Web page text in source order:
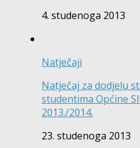
4. studenoga 2013
Natječaji
Natječaj za dodjelu
studentima Općine
2013./2014.
23. studenoga 2013